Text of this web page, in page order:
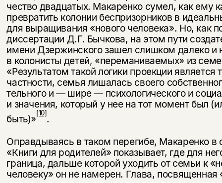
чество двадцатых. Макаренко сумел, как ему
превратить колонии беспризорников в
для выращивания «нового человека». Но, как
диссертации Д.Г. Бычкова, на этом пути
имени Дзержинского зашел слишком далеко и
в колони­сты детей, «переманиваемых» из
«Результатом такой логики проекции является
частности, семья лишалась своего
тельного и — шире — психологического и
и значения, который у нее на тот момент был
быть)»[10].
Оправдываясь в таком перегибе, Макаренко в
«Книги для родителей» показывает, где для
граница, дальше которой ухо­дить от семьи к
человеку» он не намерен. Глава, посвященная